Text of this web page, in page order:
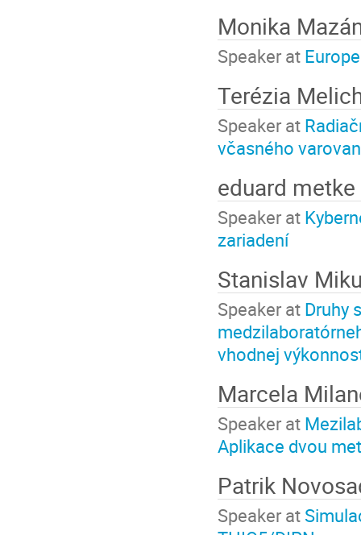
Monika
Speaker at
Terézia
Speaker at
včasného
eduard metke
Speaker at
zariadení
Stanislav
Speaker at Druhy
vhodnej
Marcela
Speaker at
Aplikace dvou
Patrik
Speaker at